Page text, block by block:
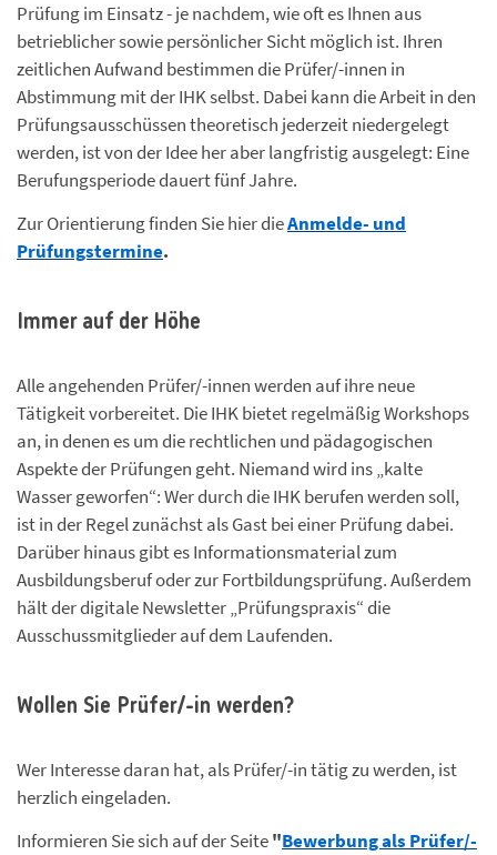
Prüfung im Einsatz - je nachdem, wie oft es Ihnen aus
betrieblicher sowie persönlicher Sicht möglich ist. Ihren
zeitlichen Aufwand bestimmen die Prüfer/-innen in
Abstimmung mit der IHK selbst. Dabei kann die Arbeit in den
Prüfungsausschüssen theoretisch jederzeit niedergelegt
werden, ist von der Idee her aber langfristig ausgelegt: Eine
Berufungsperiode dauert fünf Jahre.
Zur Orientierung finden Sie hier dieAnmelde- und
Prüfungstermine.
Immer auf der Höhe
Alle angehenden Prüfer/-innen werden auf ihre neue
Tätigkeit vorbereitet. Die IHK bietet regelmäßig Workshops
an, in denen es um die rechtlichen und pädagogischen
Aspekte der Prüfungen geht. Niemand wird ins „kalte
Wasser geworfen“: Wer durch die IHK berufen werden soll,
ist in der Regel zunächst als Gast bei einer Prüfung dabei.
Darüber hinaus gibt es Informationsmaterial zum
Ausbildungsberuf oder zur Fortbildungsprüfung. Außerdem
hält der digitale Newsletter „Prüfungspraxis“ die
Ausschussmitglieder auf dem Laufenden.
Wollen Sie Prüfer/-in werden?
Wer Interesse daran hat, als Prüfer/-in tätig zu werden, ist
herzlich eingeladen.
Informieren Sie sich auf der Seite"Bewerbung als Prüfer/-